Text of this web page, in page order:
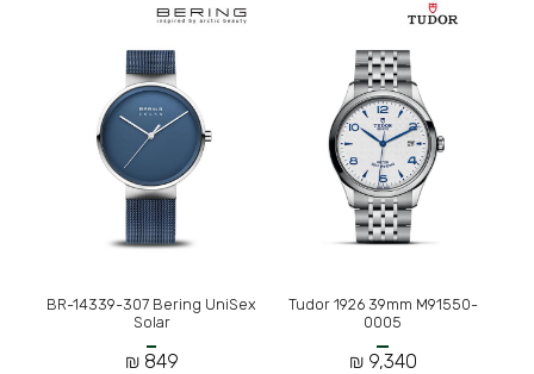
Tudor 1926 39mm M91550-
0005
9,340 ₪
BR-14339-307 Bering UniSex
Solar
849 ₪